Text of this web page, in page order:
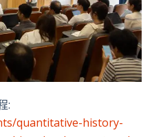
:
quantitative-history-